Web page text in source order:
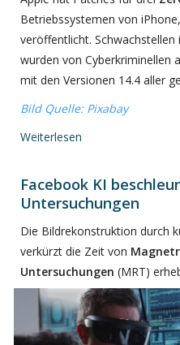
Betriebssystemen von
veröffentlicht. Schwachstellen
wurden von Cyberkriminellen
mit den Versionen 14.4 aller
Bild Quelle: Pixabay
Weiterlesen
Facebook KI
Untersuchungen
Die Bildrekonstruktion durch
verkürzt die Zeit von
Untersuchungen (MRT)